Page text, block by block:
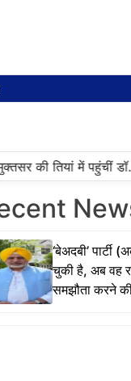
की तियां में पहुंचीं डॉ.
‘बेअदबी’ पार्टी
चुकी है, अब वह
समझौता करने